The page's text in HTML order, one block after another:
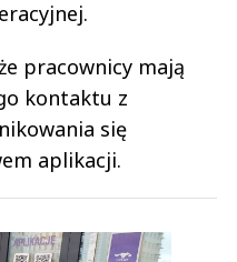
pracownicy mają
kontaktu z
się
aplikacji.